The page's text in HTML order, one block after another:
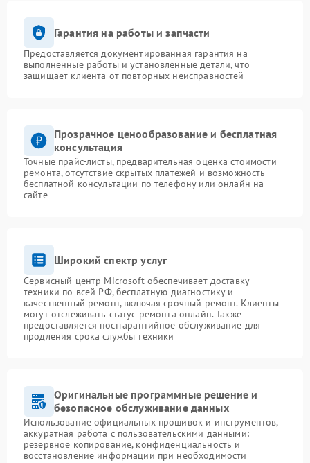
Гарантия на работы и запчасти
Предоставляется документированная гарантия на
выполненные работы и установленные детали, что
защищает клиента от повторных неисправностей
Прозрачное ценообразование и бесплатная
консультация
Точные прайс-листы, предварительная оценка стоимости
ремонта, отсутствие скрытых платежей и возможность
бесплатной консультации по телефону или онлайн на
сайте
Широкий спектр услуг
Сервисный центр Microsoft обеспечивает доставку
техники по всей РФ, бесплатную диагностику и
качественный ремонт, включая срочный ремонт. Клиенты
могут отслеживать статус ремонта онлайн. Также
предоставляется постгарантийное обслуживание для
продления срока службы техники
Оригинальные программные решение и
безопасное обслуживание данных
Использование официальных прошивок и инструментов,
аккуратная работа с пользовательскими данными:
резервное копирование, конфиденциальность и
восстановление информации при необходимости